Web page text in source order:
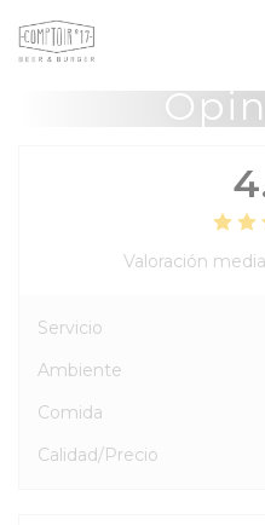
Personalización de sus
Valoración
Servicio
Ambiente
Comida
Calidad/Precio